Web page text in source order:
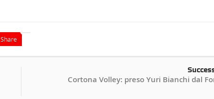
Share
Cortona Volley: preso Yuri Bianchi dal